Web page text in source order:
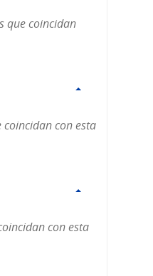
que coincidan
coincidan con esta
con esta